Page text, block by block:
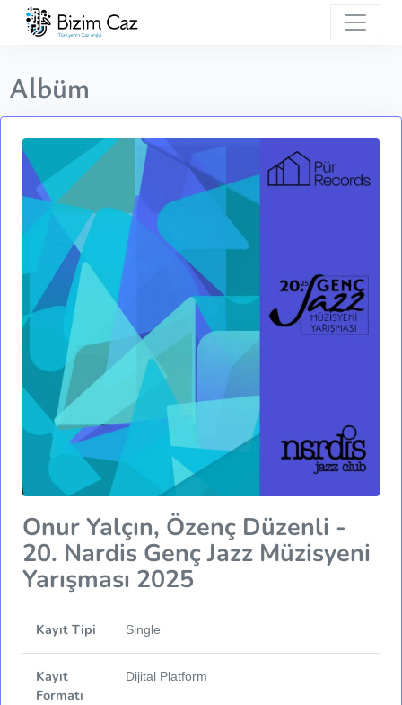
Albüm
Onur Yalçın, Özenç Düzenli -
20. Nardis Genç Jazz Müzisyeni
Yarışması 2025
Kayıt Tipi Single
Kayıt
Formatı
Dijital Platform